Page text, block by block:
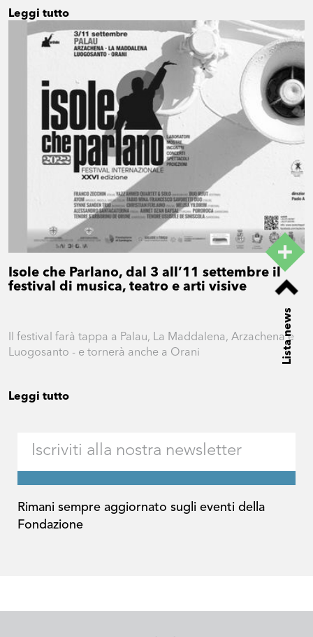
Leggi tutto
Isole che Parlano, dal 3 all’11 settembre il
festival di musica, teatro e arti visive
Il festival farà tappa a Palau, La Maddalena, Arzachena e
Luogosanto - e tornerà anche a Orani
Leggi tutto
Lista news
Rimani sempre aggiornato sugli eventi della
Fondazione